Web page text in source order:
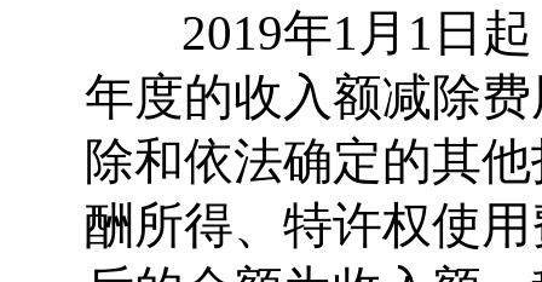
2019年1月1日
年度的收入额减除
除和依法确定的其
酬所得、特许权使